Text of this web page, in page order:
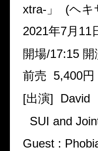
xtra-」 (ヘ
2021年7月11
開場/17:15
前売 5,400円
[出演] David
SUI and
Guest :